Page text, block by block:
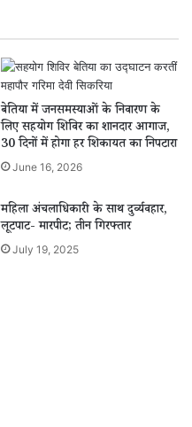
बेतिया में जनसमस्याओं के निवारण के
लिए सहयोग शिविर का शानदार आगाज,
30 दिनों में होगा हर शिकायत का निपटारा
June 16, 2026
महिला अंचलाधिकारी के साथ दुर्व्यवहार,
लूटपाट- मारपीट; तीन गिरफ्तार
July 19, 2025